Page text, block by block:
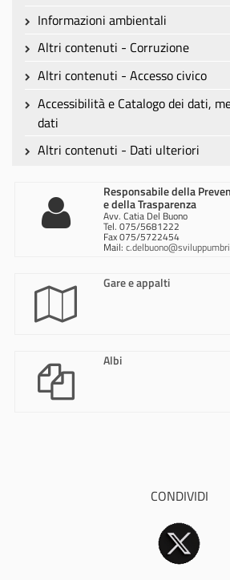
Informazioni ambientali
Altri contenuti - Corruzione
Altri contenuti - Accesso civico
Accessibilità e Catalogo dei dati,
dati
Altri contenuti - Dati ulteriori
Responsabile della
e della Trasparenza
Avv. Catia Del Buono
Tel. 075/5681222
Fax 075/5722454
Mail:
Gare e appalti
Albi
CONDIVIDI